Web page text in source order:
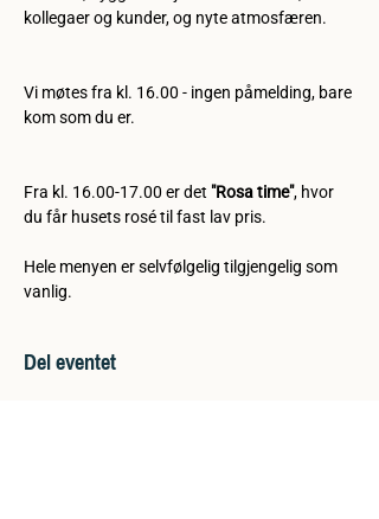
kollegaer og kunder, og nyte atmosfæren.
Vi møtes fra kl. 16.00 - ingen påmelding, bare
kom som du er.
Fra kl. 16.00-17.00 er det "Rosa time", hvor
du får husets rosé til fast lav pris.
Hele menyen er selvfølgelig tilgjengelig som
vanlig.
Del eventet